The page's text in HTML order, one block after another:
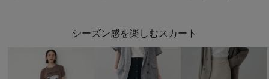
シーズン感を楽しむスカート